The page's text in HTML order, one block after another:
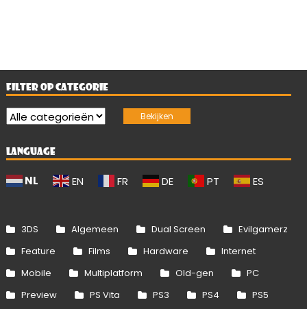
FILTER OP CATEGORIE
LANGUAGE
NL EN FR DE PT ES
3DS Algemeen Dual Screen
Evilgamerz
Feature
Films Hardware
Internet
Mobile
Multiplatform Old-gen
PC
Preview
PS Vita PS3 PS4 PS5